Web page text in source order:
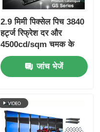
2.9 मिमी पिक्सेल पिच 3840
हर्ट्ज रिफ्रेश दर और
4500cd/sqm चमक के
साथ हाई डेफिनिशन P2.9
इनडोर एलईडी वीडियो वॉल
जांच भेजें